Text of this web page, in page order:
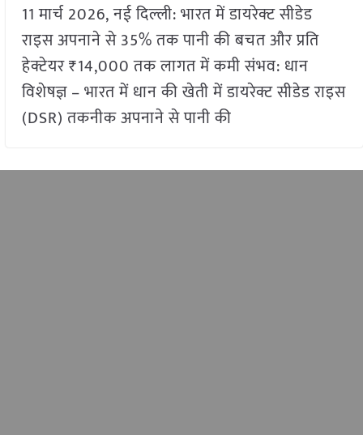
11 मार्च 2026, नई दिल्ली: भारत में डायरेक्ट सीडेड
राइस अपनाने से 35% तक पानी की बचत और प्रति
हेक्टेयर ₹14,000 तक लागत में कमी संभव: धान
विशेषज्ञ – भारत में धान की खेती में डायरेक्ट सीडेड राइस
(DSR) तकनीक अपनाने से पानी की